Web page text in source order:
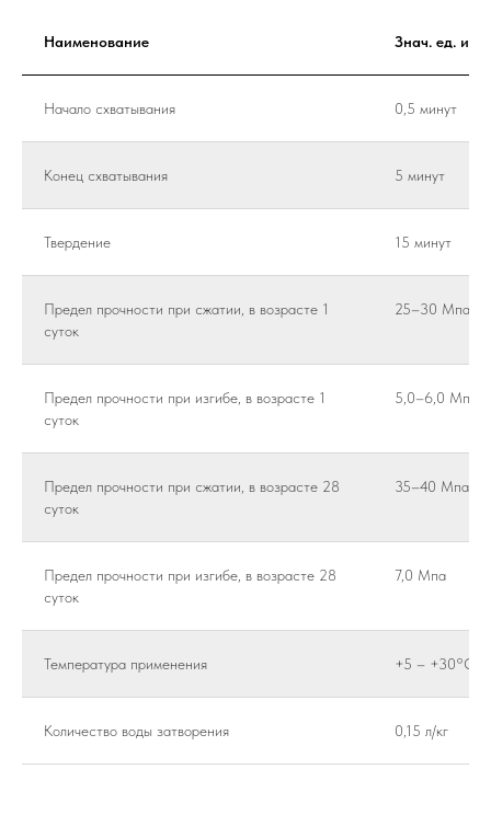
Наименование Знач. ед. изм.
Начало схватывания 0,5 минут
Конец схватывания 5 минут
Твердение 15 минут
Предел прочности при сжатии, в возрасте 1
суток
25–30 Мпа
Предел прочности при изгибе, в возрасте 1
суток
5,0–6,0 Мпа
Предел прочности при сжатии, в возрасте 28
суток
35–40 Мпа
Предел прочности при изгибе, в возрасте 28
суток
7,0 Мпа
Температура применения +5 – +30°С
Количество воды затворения 0,15 л/кг